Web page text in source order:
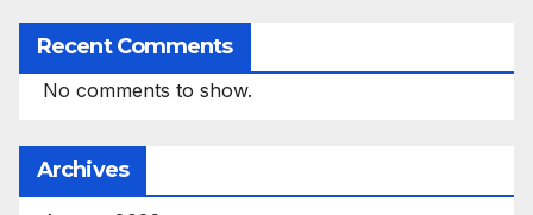
Recent Comments
No comments to show.
Archives